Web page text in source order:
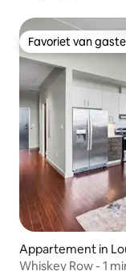
Favoriet van
Favoriet van
Appartement in
Whiskey Row - 1